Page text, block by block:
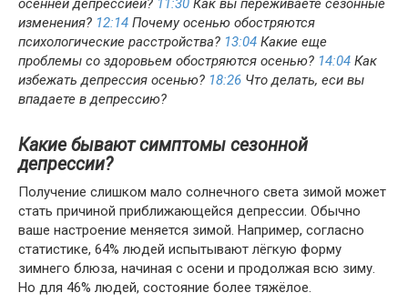
осенней депрессией? 11:30 Как вы переживаете сезонные
изменения? 12:14 Почему осенью обостряются
психологические расстройства? 13:04 Какие еще
проблемы со здоровьем обостряются осенью? 14:04 Как
избежать депрессия осенью? 18:26 Что делать, еси вы
впадаете в депрессию?
Какие бывают симптомы сезонной
депрессии?
Получение слишком мало солнечного света зимой может
стать причиной приближающейся депрессии. Обычно
ваше настроение меняется зимой. Например, согласно
статистике, 64% людей испытывают лёгкую форму
зимнего блюза, начиная с осени и продолжая всю зиму.
Но для 46% людей, состояние более тяжёлое.